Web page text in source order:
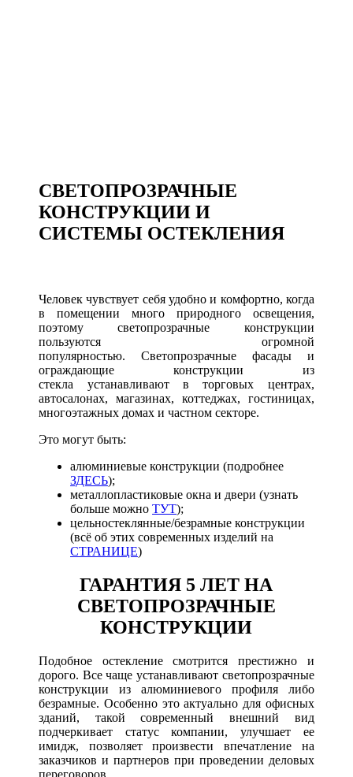
СВЕТОПРОЗРАЧНЫЕ
КОНСТРУКЦИИ И
СИСТЕМЫ ОСТЕКЛЕНИЯ
Человек чувствует себя удобно и комфортно, когда
в помещении много природного освещения,
поэтому светопрозрачные конструкции
пользуются огромной
популярностью. Светопрозрачные фасады и
ограждающие конструкции из
стекла устанавливают в торговых центрах,
автосалонах, магазинах, коттеджах, гостиницах,
многоэтажных домах и частном секторе.
Это могут быть:
алюминиевые конструкции (подробнее
ЗДЕСЬ);
металлопластиковые окна и двери (узнать
больше можноТУТ);
цельностеклянные/безрамные конструкции
(всё об этих современных изделий на
СТРАНИЦЕ)
ГАРАНТИЯ 5 ЛЕТ НА
СВЕТОПРОЗРАЧНЫЕ
КОНСТРУКЦИИ
Подобное остекление смотрится престижно и
дорого. Все чаще устанавливают светопрозрачные
конструкции из алюминиевого профиля либо
безрамные. Особенно это актуально для офисных
зданий, такой современный внешний вид
подчеркивает статус компании, улучшает ее
имидж, позволяет произвести впечатление на
заказчиков и партнеров при проведении деловых